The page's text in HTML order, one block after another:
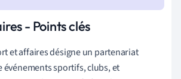
- Points clés
et affaires désigne un partenariat
événements sportifs, clubs, et